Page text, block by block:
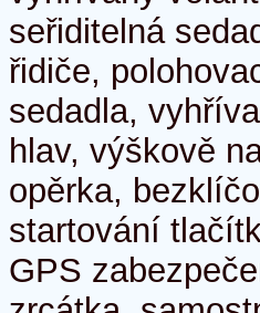
seřiditelná
řidiče,
sedadla,
hlav, výškově
opěrka,
startování
GPS